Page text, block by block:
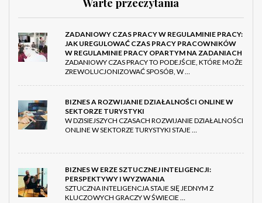
Warte przeczytania
ZADANIOWY CZAS PRACY W REGULAMINIE PRACY:
JAK UREGULOWAĆ CZAS PRACY PRACOWNIKÓW
W REGULAMINIE PRACY OPARTYM NA ZADANIACH
ZADANIOWY CZAS PRACY TO PODEJŚCIE, KTÓRE MOŻE
ZREWOLUCJONIZOWAĆ SPOSÓB, W …
BIZNES A ROZWIJANIE DZIAŁALNOŚCI ONLINE W
SEKTORZE TURYSTYKI
W DZISIEJSZYCH CZASACH ROZWIJANIE DZIAŁALNOŚCI
ONLINE W SEKTORZE TURYSTYKI STAJE …
BIZNES W ERZE SZTUCZNEJ INTELIGENCJI:
PERSPEKTYWY I WYZWANIA
SZTUCZNA INTELIGENCJA STAJE SIĘ JEDNYM Z
KLUCZOWYCH GRACZY W ŚWIECIE …